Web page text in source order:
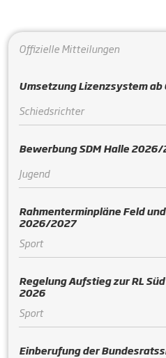
Offizielle Mitteilungen
Umsetzung Lizenzsystem
Schiedsrichter
Bewerbung SDM Halle
Jugend
Rahmenterminpläne Feld
2026/2027
Sport
Regelung Aufstieg zur RL
2026
Sport
Einberufung der